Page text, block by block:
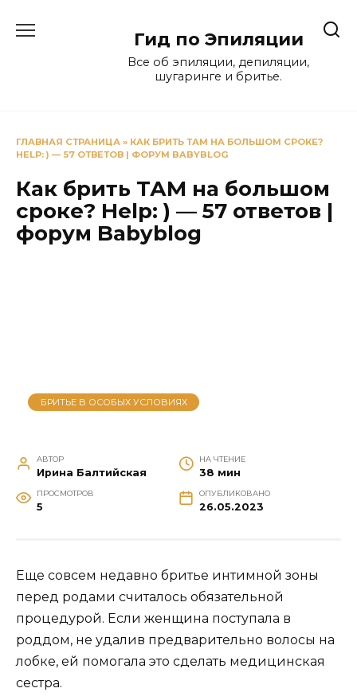
Гид по Эпиляции
Все об эпиляции, депиляции,
шугаринге и бритье.
ГЛАВНАЯ СТРАНИЦА » КАК БРИТЬ ТАМ НА БОЛЬШОМ СРОКЕ?
HELP: ) — 57 ОТВЕТОВ | ФОРУМ BABYBLOG
Как брить ТАМ на большом
сроке? Help: ) — 57 ответов |
форум Babyblog
БРИТЬЕ В ОСОБЫХ УСЛОВИЯХ
АВТОР
Ирина Балтийская
НА ЧТЕНИЕ
38 мин
ПРОСМОТРОВ
5
ОПУБЛИКОВАНО
26.05.2023
Еще совсем недавно бритье интимной зоны
перед родами считалось обязательной
процедурой. Если женщина поступала в
роддом, не удалив предварительно волосы на
лобке, ей помогала это сделать медицинская
сестра.